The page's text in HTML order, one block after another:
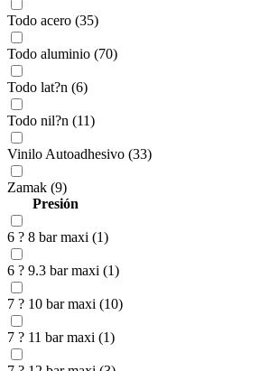
Todo acero (35)
Todo aluminio (70)
Todo lat?n (6)
Todo nil?n (11)
Vinilo Autoadhesivo (33)
Zamak (9)
Presión
6 ? 8 bar maxi (1)
6 ? 9.3 bar maxi (1)
7 ? 10 bar maxi (10)
7 ? 11 bar maxi (1)